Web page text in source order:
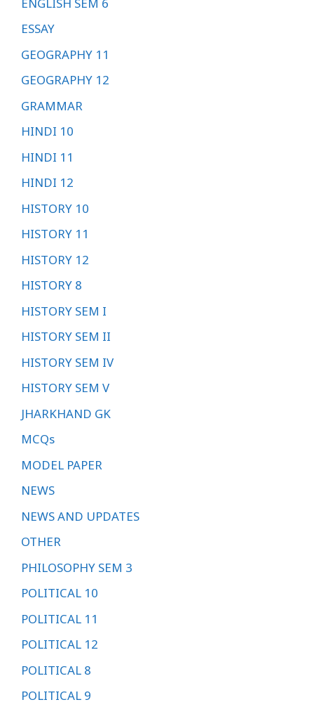
ESSAY
GEOGRAPHY 11
GEOGRAPHY 12
GRAMMAR
HINDI 10
HINDI 11
HINDI 12
HISTORY 10
HISTORY 11
HISTORY 12
HISTORY 8
HISTORY SEM I
HISTORY SEM II
HISTORY SEM IV
HISTORY SEM V
JHARKHAND GK
MCQs
MODEL PAPER
NEWS
NEWS AND UPDATES
OTHER
PHILOSOPHY SEM 3
POLITICAL 10
POLITICAL 11
POLITICAL 12
POLITICAL 8
POLITICAL 9